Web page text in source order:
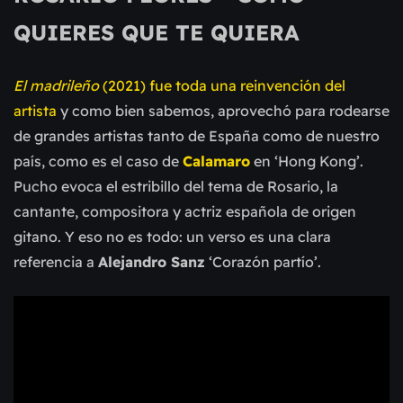
QUIERES QUE TE QUIERA
El madrileño(2021) fue toda una reinvención del
artista y como bien sabemos, aprovechó para rodearse
de grandes artistas tanto de España como de nuestro
país, como es el caso de Calamaro en ‘Hong Kong’.
Pucho evoca el estribillo del tema de Rosario, la
cantante, compositora y actriz española de origen
gitano. Y eso no es todo: un verso es una clara
referencia a Alejandro Sanz ‘Corazón partío’.